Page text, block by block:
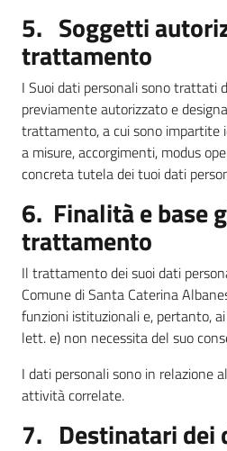
5. Soggetti
trattamento
I Suoi dati personali sono trattati
previamente autorizzato e
trattamento, a cui sono impartite
a misure, accorgimenti, modus
concreta tutela dei tuoi dati
6. Finalità e base
trattamento
Il trattamento dei suoi dati
Comune di Santa Caterina
funzioni istituzionali e, pertanto,
lett. e) non necessita del suo
I dati personali sono in relazione
attività correlate.
7. Destinatari dei